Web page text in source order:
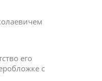
его
с